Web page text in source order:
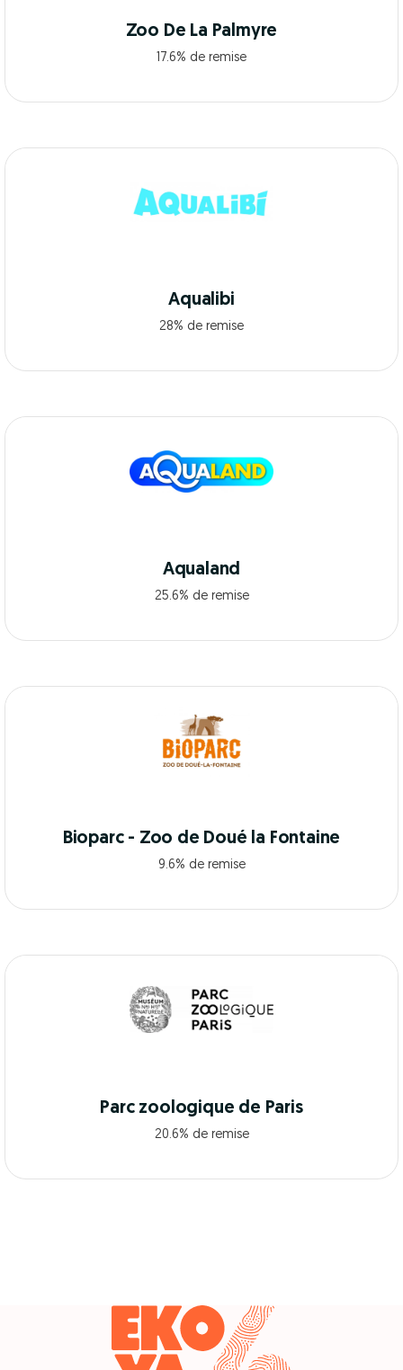
Zoo De La Palmyre
17.6% de remise
Aqualibi
28% de remise
Aqualand
25.6% de remise
Bioparc - Zoo de Doué la Fontaine
9.6% de remise
Parc zoologique de Paris
20.6% de remise